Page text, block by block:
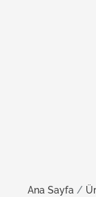
Ana Sayfa /